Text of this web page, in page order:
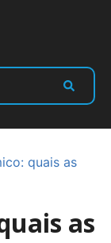
quais as
as